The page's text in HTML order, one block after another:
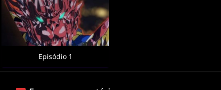
Episódio 1